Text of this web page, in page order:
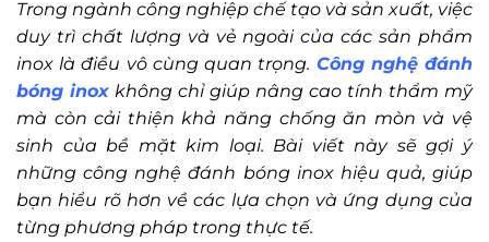
Trong ngành công nghiệp chế tạo và sản xuất, việc
duy trì chất lượng và vẻ ngoài của các sản phẩm
inox là điều vô cùng quan trọng. Công nghệ đánh
bóng inox không chỉ giúp nâng cao tính thẩm mỹ
mà còn cải thiện khả năng chống ăn mòn và vệ
sinh của bề mặt kim loại. Bài viết này sẽ gợi ý
những công nghệ đánh bóng inox hiệu quả, giúp
bạn hiểu rõ hơn về các lựa chọn và ứng dụng của
từng phương pháp trong thực tế.